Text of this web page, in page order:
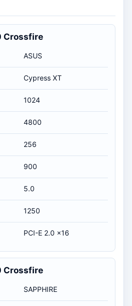
Crossfire
ASUS
Cypress XT
1024
4800
256
900
5.0
1250
PCI-E 2.0 x16
Crossfire
SAPPHIRE